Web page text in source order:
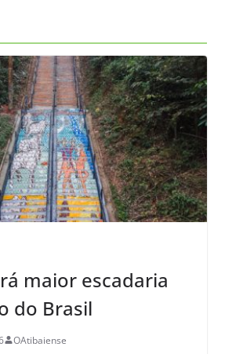
maior escadaria
do Brasil
OAtibaiense